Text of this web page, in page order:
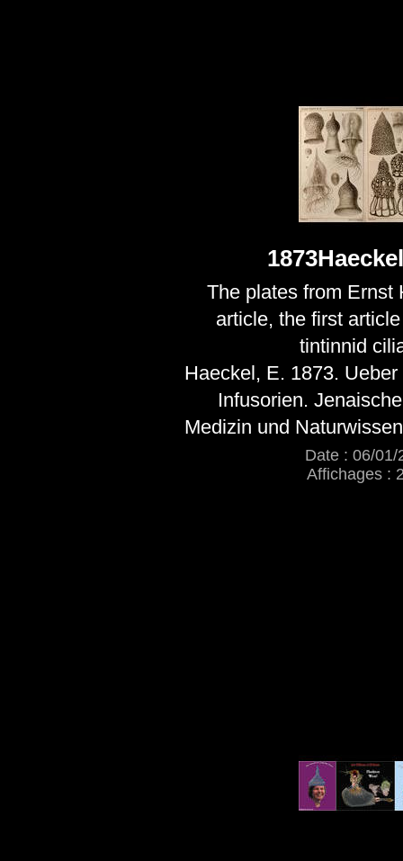
The plates from Ernst
article, the first
tintinnid
Haeckel, E. 1873.
Infusorien.
Medizin und
Date : 06/01/
Affichages :